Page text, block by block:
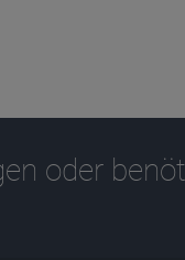
oder